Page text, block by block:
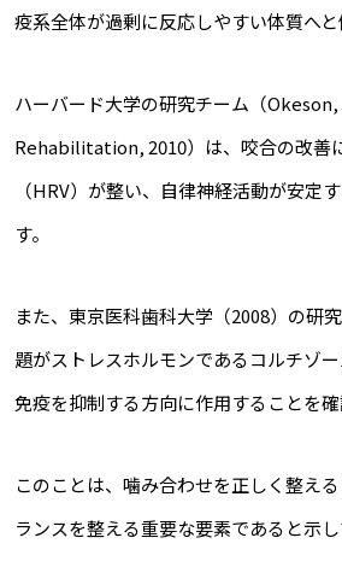
疫系全体が過剰に反応しやすい体質へと
ハーバード大学の研究チーム（
Rehabilitation, 2010）は、咬合の改善
（HRV）が整い、自律神経活動が安定
す。
また、東京医科歯科大学（2008）の研
題がストレスホルモンであるコルチゾー
免疫を抑制する方向に作用することを確
このことは、噛み合わせを正しく整え
ランスを整える重要な要素であると示し